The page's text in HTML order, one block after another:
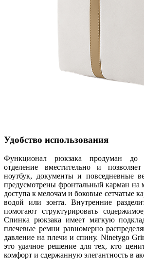
Удобство использования
Функционал рюкзака продуман до
отделение вместительно и
ноутбук, документы и повседневные
предусмотрены фронтальный карман на
доступа к мелочам и боковые сетчатые
водой или зонта. Внутренние
помогают структурировать
Спинка рюкзака имеет мягкую
плечевые ремни равномерно
давление на плечи и спину. Ninetygo
это удачное решение для тех, кто
комфорт и сдержанную элегантность в